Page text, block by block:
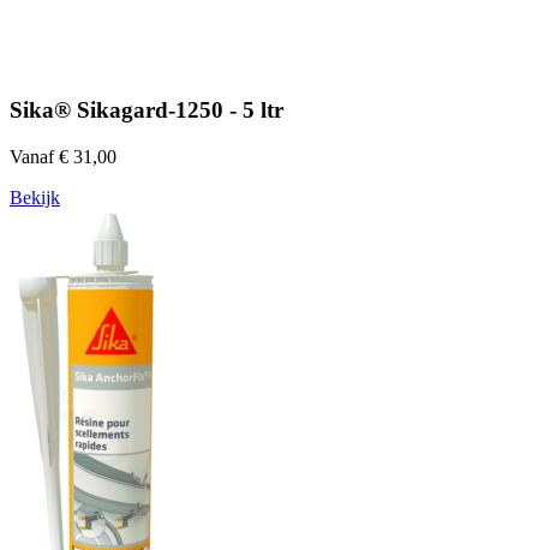
Sika® Sikagard-1250 - 5 ltr
Vanaf € 31,00
Bekijk